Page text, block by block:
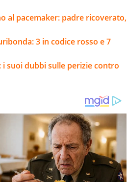
al pacemaker: padre ricoverato,
3 in codice rosso e 7
i suoi dubbi sulle perizie contro